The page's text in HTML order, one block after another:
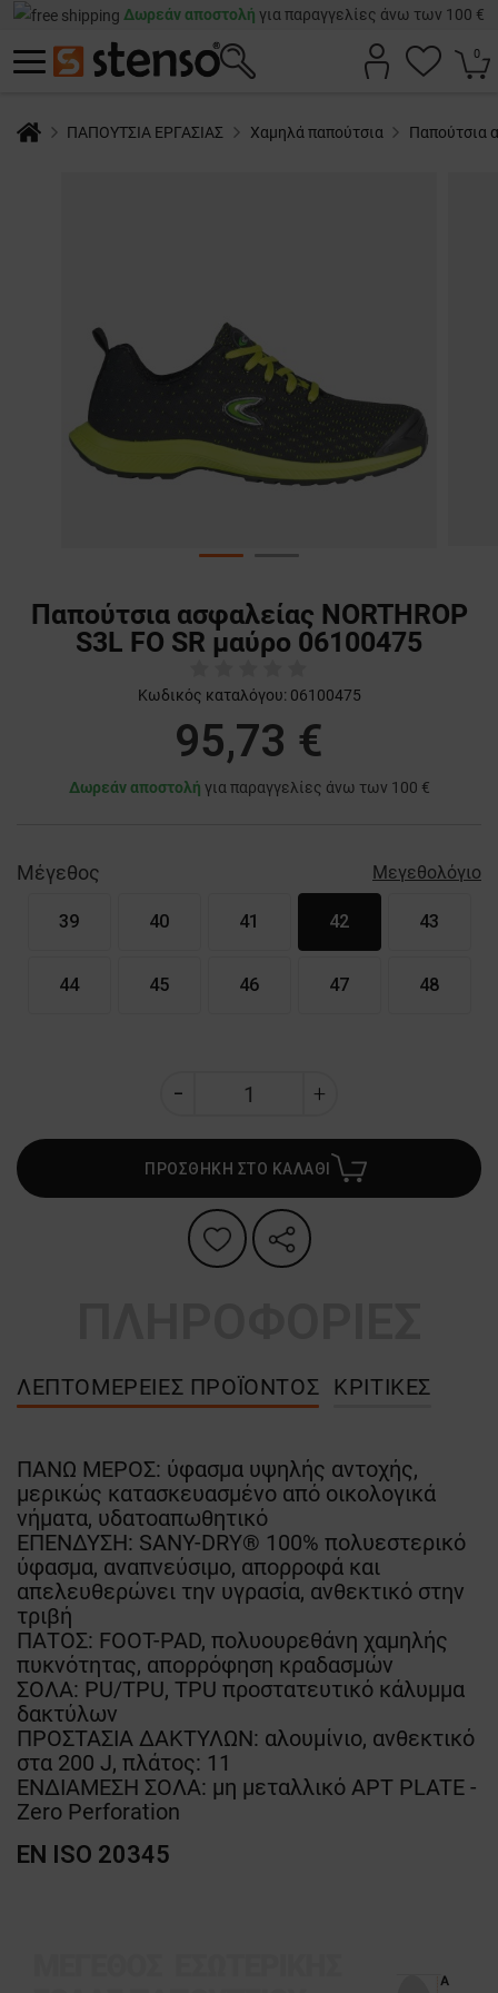
Δωρεάν αποστολή για παραγγελίες άνω των 100 €
0
ΠΑΠΟΥΤΣΙΑ ΕΡΓΑΣΙΑΣ Χαμηλά παπούτσια Παπούτσια
Παπούτσια ασφαλείας NORTHROP
S3L FO SR μαύρο 06100475
Κωδικός καταλόγου: 06100475
95,73 €
Δωρεάν αποστολή για παραγγελίες άνω των 100 €
Μέγεθος Μεγεθολόγιο
39 40 41 42 43
44 45 46 47 48
ΠΡΟΣΘΗΚΗ ΣΤΟ ΚΑΛΑΘΙ
ΛΕΠΤΟΜΈΡΕΙΕΣ ΠΡΟΪΌΝΤΟΣ ΚΡΙΤΙΚΈΣ
ΠΑΝΩ ΜΕΡΟΣ: ύφασμα υψηλής αντοχής,
μερικώς κατασκευασμένο από οικολογικά
νήματα, υδατοαπωθητικό
ΕΠΕΝΔΥΣΗ: SANY-DRY® 100% πολυεστερικό
ύφασμα, αναπνεύσιμο, απορροφά και
απελευθερώνει την υγρασία, ανθεκτικό στην
τριβή
ΠΑΤΟΣ: FOOT-PAD, πολυουρεθάνη χαμηλής
πυκνότητας, απορρόφηση κραδασμών
ΣΟΛΑ: PU/TPU, TPU προστατευτικό κάλυμμα
δακτύλων
ΠΡΟΣΤΑΣΙΑ ΔΑΚΤΥΛΩΝ: αλουμίνιο, ανθεκτικό
στα 200 J, πλάτος: 11
ΕΝΔΙΑΜΕΣΗ ΣΟΛΑ: μη μεταλλικό APT PLATE -
Zero Perforation
EN ISO 20345